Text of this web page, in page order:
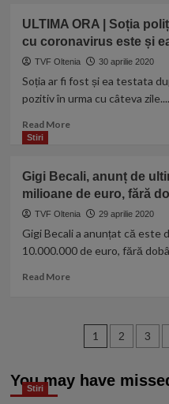
ANPC
pentru
nereguli
la
centre
ULTIMA ORA | Soția
cu coronavirus este și
TVF Oltenia 30 aprilie 2020
Soția ar fi fost și ea testata
pozitiv în urma cu câteva zile....
Read MoreRead
ORA
|
Soția
polițistului
Cârcea
Stiri
Gigi Becali, anunț de
milioane de euro, fără
TVF Oltenia 29 aprilie 2020
Gigi Becali a anunțat că este
10.000.000 de euro, fără
Read MoreRead
Becali,
anunț
ultim
1 2 3
You may have
Stiri